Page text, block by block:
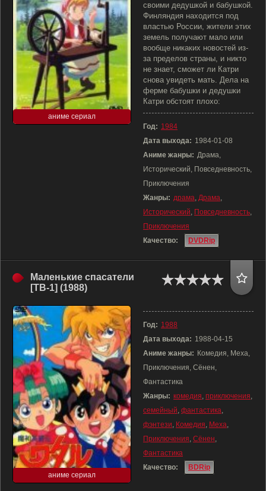
аниме сериал
своими дедушкой и бабушкой.
Финляндия находится под
властью России, жители этих
земель получают мало или
вообще никаких новостей из-
за пределов страны, и никто
не знает, сможет ли Катри
снова увидеть мать. Дела на
ферме бабушки и дедушки
Катри обстоят плохо:
Год: 1984
Дата выхода: 1984-01-08
Аниме жанры: Драма,
Исторический, Повседневность,
Приключения
Жанры: драма, Драма,
Исторический, Повседневность,
Приключения
Качество:
DVDRip
Маленькие спасатели
[ТВ-1] (1988)
аниме сериал
Год: 1988
Дата выхода: 1988-04-15
Аниме жанры: Комедия, Меха,
Приключения, Сёнен,
Фантастика
Жанры: комедия, приключения,
семейный, фантастика,
фэнтези, Комедия, Меха,
Приключения, Сёнен,
Фантастика
Качество:
BDRip